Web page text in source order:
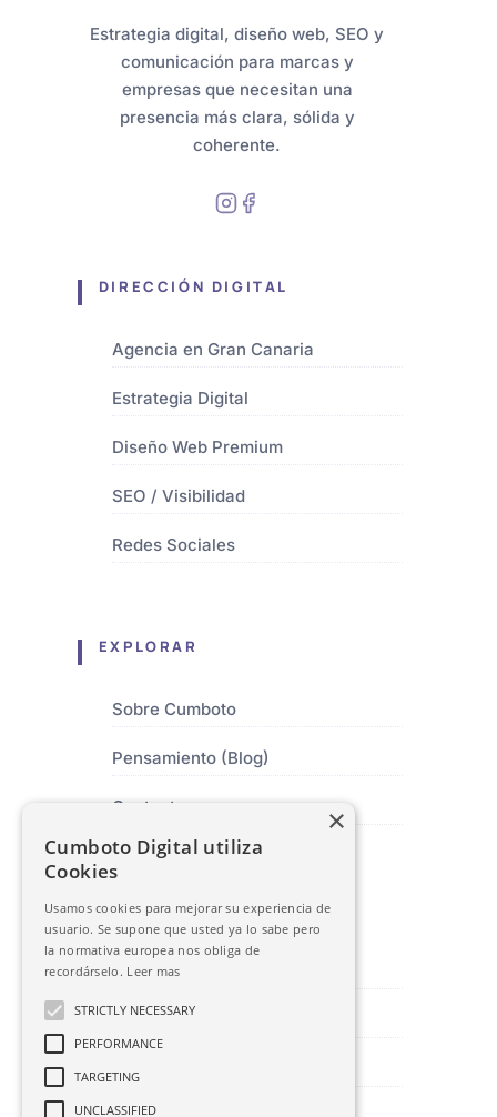
Estrategia digital, diseño web, SEO y
comunicación para marcas y
empresas que necesitan una
presencia más clara, sólida y
coherente.
DIRECCIÓN DIGITAL
Agencia en Gran Canaria
Estrategia Digital
Diseño Web Premium
SEO / Visibilidad
Redes Sociales
EXPLORAR
Sobre Cumboto
Pensamiento (Blog)
Contacto
SEDE CENTRAL
Las Palmas de Gran Canaria
hola@cumbotodigital.com
628 10 87 91
Cumboto Digital utiliza
Cookies
Usamos cookies para mejorar su experiencia de
usuario. Se supone que usted ya lo sabe pero
la normativa europea nos obliga de
recordárselo. Leer mas
STRICTLY NECESSARY
PERFORMANCE
TARGETING
UNCLASSIFIED
×